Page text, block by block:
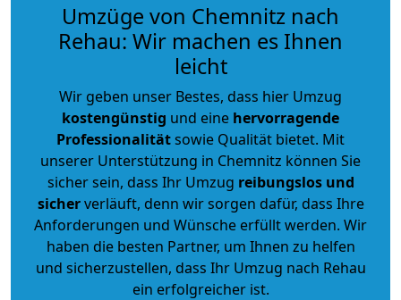
Umzüge von Chemnitz nach
Rehau: Wir machen es Ihnen
leicht
Wir geben unser Bestes, dass hier Umzug
kostengünstig und eine hervorragende
Professionalitätsowie Qualität bietet. Mit
unserer Unterstützung in Chemnitz können Sie
sicher sein, dass Ihr Umzug reibungslos und
sicherverläuft, denn wir sorgen dafür, dass Ihre
Anforderungen und Wünsche erfüllt werden. Wir
haben die besten Partner, um Ihnen zu helfen
und sicherzustellen, dass Ihr Umzug nach Rehau
ein erfolgreicher ist.